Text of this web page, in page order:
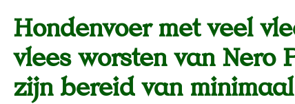
Hondenvoer met veel
vlees worsten van Nero
zijn bereid van